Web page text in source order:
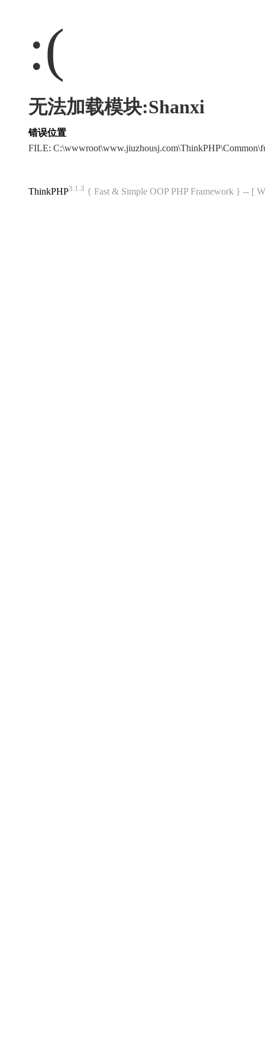
:(
无法加载模块:Shanxi
错误位置
FILE:
ThinkPHP3.1.3 { Fast & Simple OOP PHP Framework } -- [